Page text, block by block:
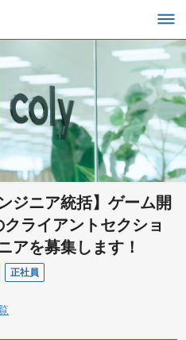
ジニア統括】ゲーム開
ライアントセクショ
アを募集します！
正社員